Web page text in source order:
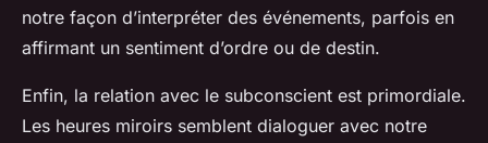
notre façon d’interpréter des événements, parfois en
affirmant un sentiment d’ordre ou de destin.
Enfin, la relation avec le subconscient est primordiale.
Les heures miroirs semblent dialoguer avec notre